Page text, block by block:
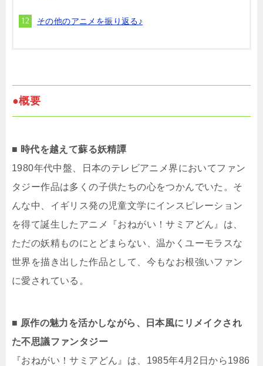
その他のアニメを振り返る♪
●概要
■ 時代を越えて蘇る妖精譚
1980年代中盤、日本のテレビアニメ界においてファン
タジー作品は多くの子供たちの心をつかんでいた。そ
んな中、イギリス発の児童文学にインスピレーション
を得て誕生したアニメ『おねがい！サミアどん』は、
ただの妖精ものにとどまらない、温かくユーモラスな
世界を描き出した作品として、今もなお根強いファン
に愛されている。
■ 原作の魅力を活かしながら、日本風にリメイクされ
た不思議ファンタジー
『おねがい！サミアどん』は、1985年4月2日から1986